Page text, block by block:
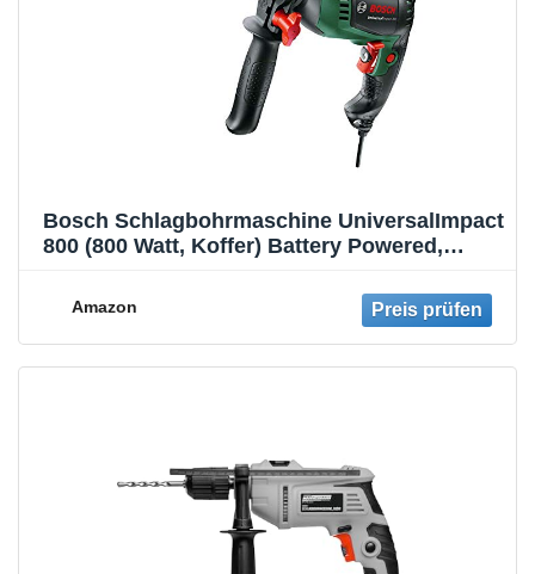
Bosch Schlagbohrmaschine UniversalImpact
800 (800 Watt, Koffer) Battery Powered,
Amazon